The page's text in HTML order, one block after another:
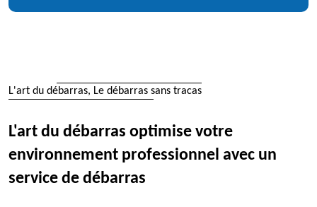
L'art du débarras, Le débarras sans tracas
L'art du débarras optimise votre
environnement professionnel avec un
service de débarras